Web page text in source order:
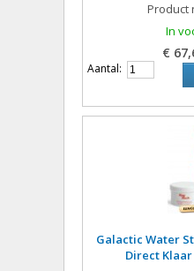
Product
In
€
Aantal:
Galactic Water
Direct